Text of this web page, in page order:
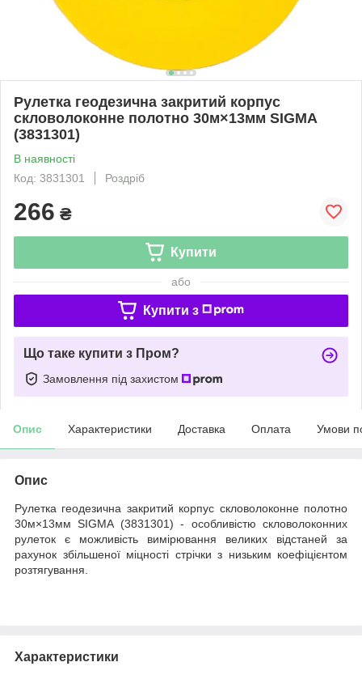
Рулетка геодезична закритий корпус
скловолоконне полотно 30м×13мм SIGMA
(3831301)
В наявності
Код: 3831301
Роздріб
266 ₴
Купити
або
Купити з
Що таке купити з Пром?
Замовлення під захистом
Опис Характеристики Доставка Оплата Умови
Опис
Рулетка геодезична закритий корпус скловолоконне полотно
30м×13мм SIGMA (3831301) - особливістю скловолоконних
рулеток є можливість вимірювання великих відстаней за
рахунок збільшеної міцності стрічки з низьким коефіцієнтом
розтягування.
Характеристики